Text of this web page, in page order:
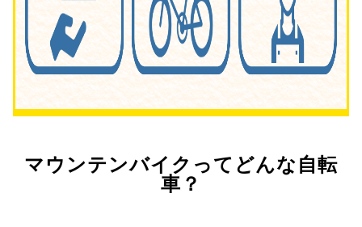
マウンテンバイクってどんな自転
車？